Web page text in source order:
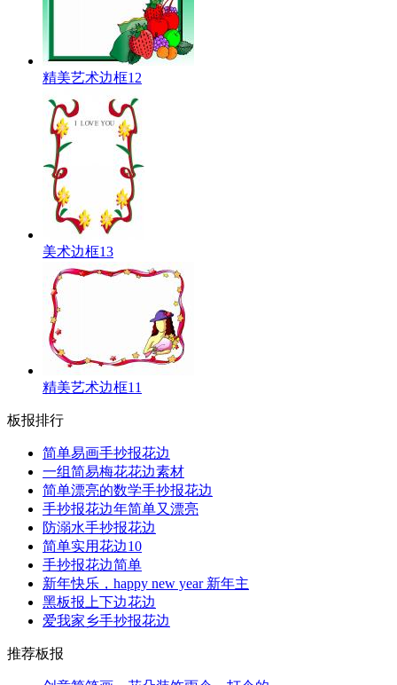
精美艺术边框12
美术边框13
精美艺术边框11
板报排行
简单易画手抄报花边
一组简易梅花花边素材
简单漂亮的数学手抄报花边
手抄报花边年简单又漂亮
防溺水手抄报花边
简单实用花边10
手抄报花边简单
新年快乐，happy new year 新年主
黑板报上下边花边
爱我家乡手抄报花边
推荐板报